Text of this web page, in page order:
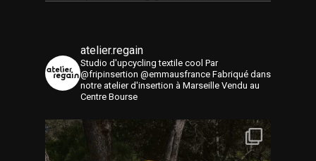
atelier.regain
Studio d'upcycling textile cool Par
@fripinsertion @emmausfrance Fabriqué dans
notre atelier d'insertion à Marseille Vendu au
Centre Bourse